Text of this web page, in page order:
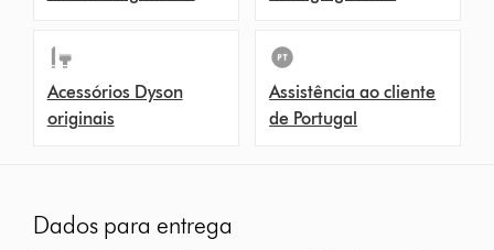
Acessórios Dyson
originais
Assistência ao cliente
de Portugal
Dados para entrega